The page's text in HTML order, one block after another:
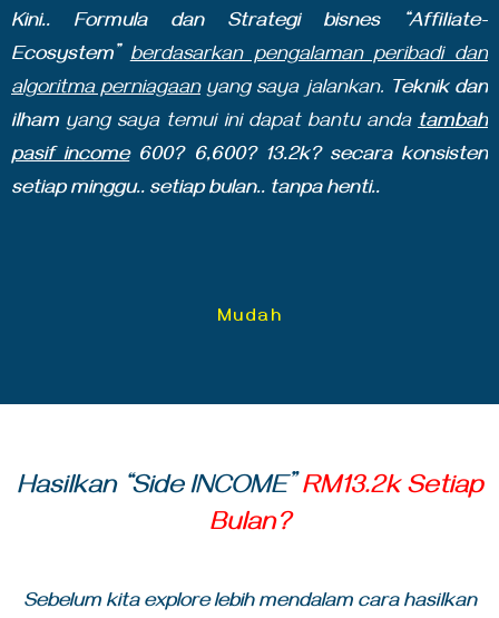
Kini.. Formula dan Strategi bisnes “Affiliate-
Ecosystem”berdasarkan pengalaman peribadi dan
algoritma perniagaanyang saya jalankan. Teknik dan
ilham yang saya temui ini dapat bantu anda tambah
pasif income 600? 6,600? 13.2k? secara konsisten
setiap minggu.. setiap bulan.. tanpa henti..
Mudah
Hasilkan “Side INCOME” RM13.2k Setiap
Bulan?
Sebelum kita explore lebih mendalam cara hasilkan